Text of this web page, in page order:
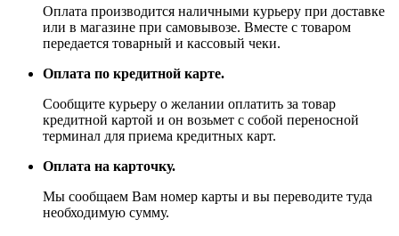
Оплата производится наличными курьеру при доставке
или в магазине при самовывозе. Вместе с товаром
передается товарный и кассовый чеки.
Оплата по кредитной карте.
Сообщите курьеру о желании оплатить за товар
кредитной картой и он возьмет с собой переносной
терминал для приема кредитных карт.
Оплата на карточку.
Мы сообщаем Вам номер карты и вы переводите туда
необходимую сумму.